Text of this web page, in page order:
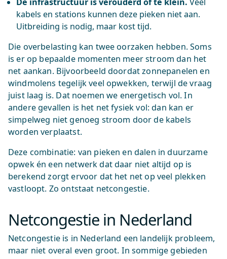
kabels en stations kunnen deze pieken niet aan.
Uitbreiding is nodig, maar kost tijd.
Die overbelasting kan twee oorzaken hebben. Soms
is er op bepaalde momenten meer stroom dan het
net aankan. Bijvoorbeeld doordat zonnepanelen en
windmolens tegelijk veel opwekken, terwijl de vraag
juist laag is. Dat noemen we energetisch vol. In
andere gevallen is het net fysiek vol: dan kan er
simpelweg niet genoeg stroom door de kabels
worden verplaatst.
Deze combinatie: van pieken en dalen in duurzame
opwek én een netwerk dat daar niet altijd op is
berekend zorgt ervoor dat het net op veel plekken
vastloopt. Zo ontstaat netcongestie.
Netcongestie in Nederland
Netcongestie is in Nederland een landelijk probleem,
maar niet overal even groot. In sommige gebieden